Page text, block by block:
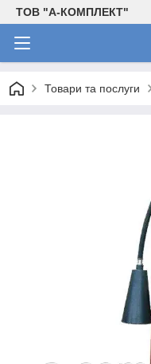
ТОВ "А-КОМПЛЕКТ"
Товари та послуги